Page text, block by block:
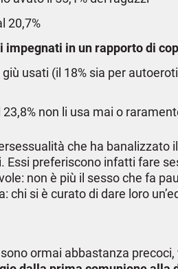
20,7%
in un rapporto di
usati (il 18% sia per
23,8% non li usa mai o
che ha
preferiscono infatti fare
non è più il sesso che fa
chi si è curato di dare loro
ormai abbastanza